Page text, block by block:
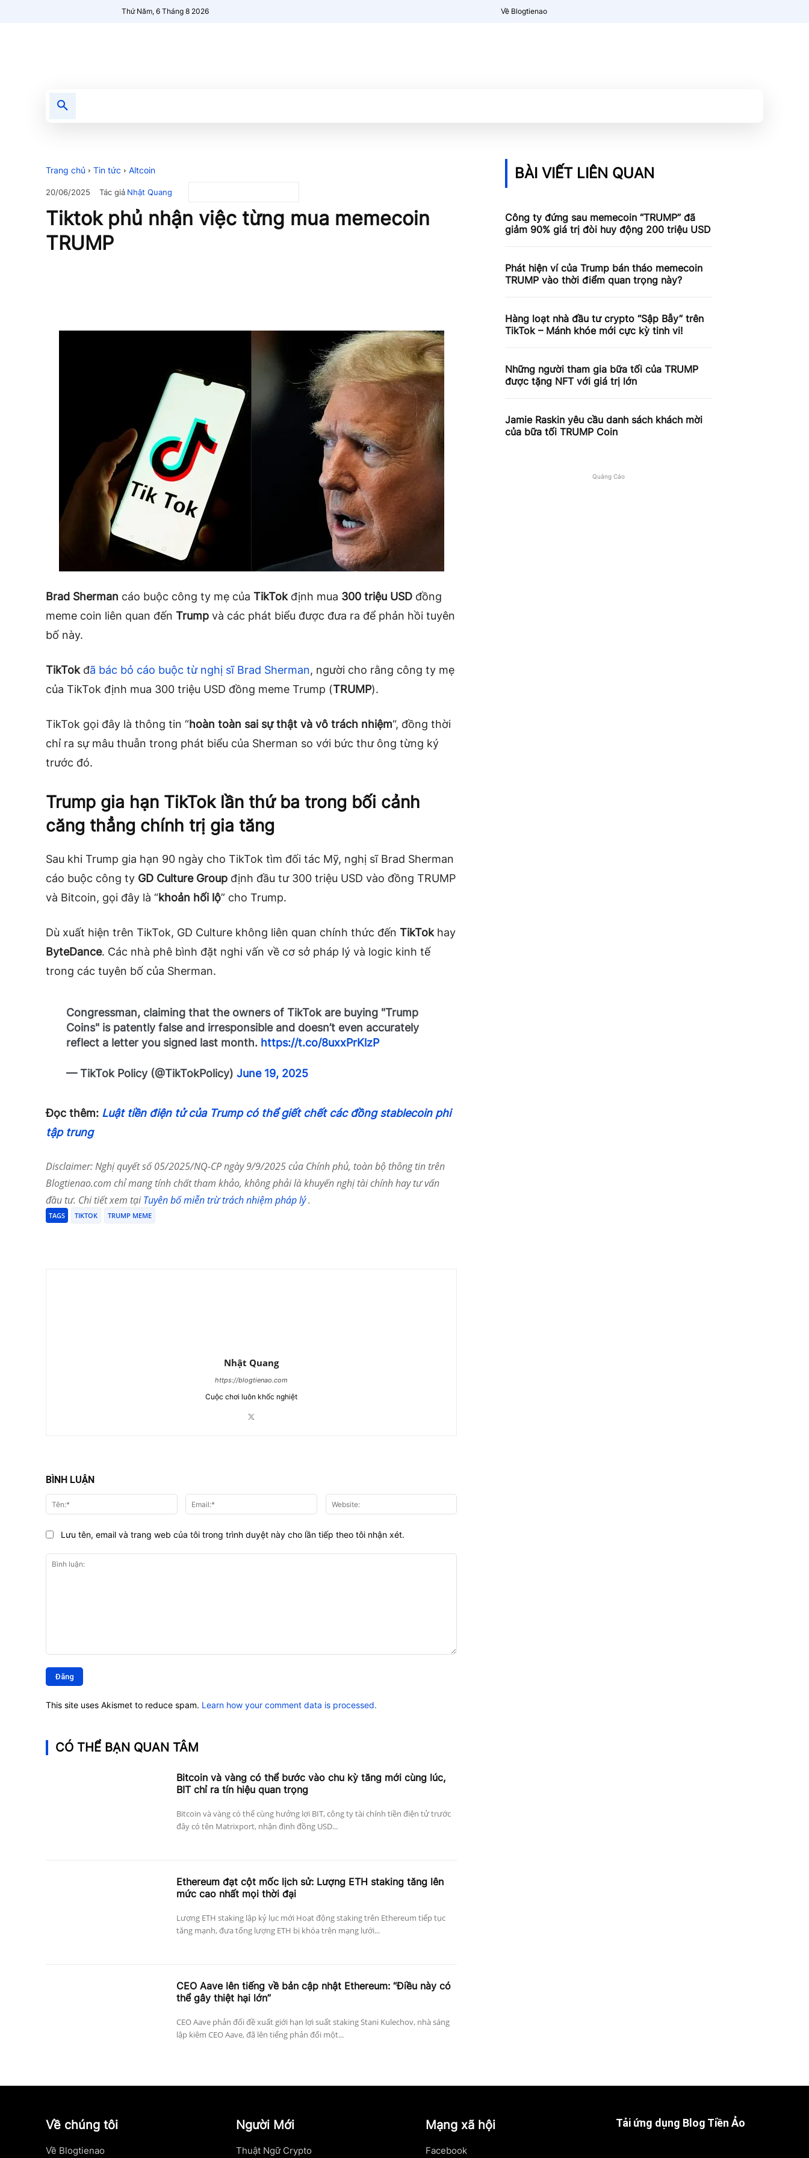
Thứ Năm, 6 Tháng 8 2026 Về Blogtienao
Trang chủ Tin tức Altcoin
20/06/2025 Tác giả Nhật Quang
Tiktok phủ nhận việc từng mua memecoin
TRUMP
Brad Sherman cáo buộc công ty mẹ của TikTokđịnh mua 300 triệu USD đồng
meme coin liên quan đến Trump và các phát biểu được đưa ra để phản hồi tuyên
bố này.
TikTokđã bác bỏ cáo buộc từ nghị sĩ Brad Sherman, người cho rằng công ty mẹ
của TikTok định mua 300 triệu USD đồng meme Trump (TRUMP).
TikTok gọi đây là thông tin “hoàn toàn sai sự thật và vô trách nhiệm“, đồng thời
chỉ ra sự mâu thuẫn trong phát biểu của Sherman so với bức thư ông từng ký
trước đó.
Trump gia hạn TikTok lần thứ ba trong bối cảnh
căng thẳng chính trị gia tăng
Sau khi Trump gia hạn 90 ngày cho TikTok tìm đối tác Mỹ, nghị sĩ Brad Sherman
cáo buộc công ty GD Culture Group định đầu tư 300 triệu USD vào đồng TRUMP
và Bitcoin, gọi đây là “khoản hối lộ” cho Trump.
Dù xuất hiện trên TikTok, GD Culture không liên quan chính thức đến TikTokhay
ByteDance. Các nhà phê bình đặt nghi vấn về cơ sở pháp lý và logic kinh tế
trong các tuyên bố của Sherman.
Congressman, claiming that the owners of TikTok are buying "Trump
Coins" is patently false and irresponsible and doesn’t even accurately
reflect a letter you signed last month. https://t.co/8uxxPrKlzP
— TikTok Policy (@TikTokPolicy)June 19, 2025
Đọc thêm: Luật tiền điện tử của Trump có thể giết chết các đồng stablecoin phi
tập trung
Disclaimer: Nghị quyết số 05/2025/NQ-CP ngày 9/9/2025 của Chính phủ, toàn bộ thông tin trên
Blogtienao.com chỉ mang tính chất tham khảo, không phải là khuyến nghị tài chính hay tư vấn
đầu tư. Chi tiết xem tạiTuyên bố miễn trừ trách nhiệm pháp lý.
TAGS TIKTOK TRUMP MEME
Nhật Quang
https://blogtienao.com
Cuộc chơi luôn khốc nghiệt
BÌNH LUẬN
luận:
Tên:* Email:*
Lưu tên, email và trang web của tôi trong trình duyệt này cho lần tiếp theo tôi nhận xét.
This site uses Akismet to reduce spam. Learn how your comment data is processed.
CÓ THỂ BẠN QUAN TÂM
Bitcoin và vàng có thể bước vào chu kỳ tăng mới cùng lúc,
BIT chỉ ra tín hiệu quan trọng
Bitcoin và vàng có thể cùng hưởng lợi BIT, công ty tài chính tiền điện tử trước
đây có tên Matrixport, nhận định đồng USD...
Ethereum đạt cột mốc lịch sử: Lượng ETH staking tăng lên
mức cao nhất mọi thời đại
Lượng ETH staking lập kỷ lục mới Hoạt động staking trên Ethereum tiếp tục
tăng mạnh, đưa tổng lượng ETH bị khóa trên mạng lưới...
CEO Aave lên tiếng về bản cập nhật Ethereum: “Điều này có
thể gây thiệt hại lớn”
CEO Aave phản đối đề xuất giới hạn lợi suất staking Stani Kulechov, nhà sáng
lập kiêm CEO Aave, đã lên tiếng phản đối một...
BÀI VIẾT LIÊN QUAN
Công ty đứng sau memecoin “TRUMP” đã
giảm 90% giá trị đòi huy động 200 triệu USD
Phát hiện ví của Trump bán tháo memecoin
TRUMP vào thời điểm quan trọng này?
Hàng loạt nhà đầu tư crypto “Sập Bẫy” trên
TikTok – Mánh khóe mới cực kỳ tinh vi!
Những người tham gia bữa tối của TRUMP
được tặng NFT với giá trị lớn
Jamie Raskin yêu cầu danh sách khách mời
của bữa tối TRUMP Coin
Quảng Cáo
Về chúng tôi
Về Blogtienao
Người Mới
Thuật Ngữ Crypto
Mạng xã hội
Facebook
Tải ứng dụng Blog Tiền Ảo